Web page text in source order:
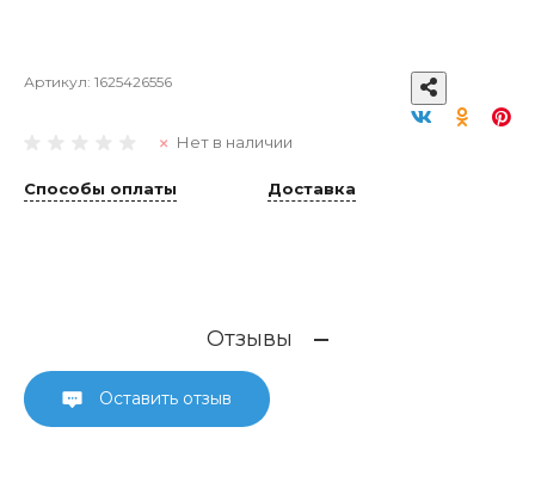
Артикул: 1625426556
Нет в наличии
Способы оплаты Доставка
Отзывы
Оставить отзыв